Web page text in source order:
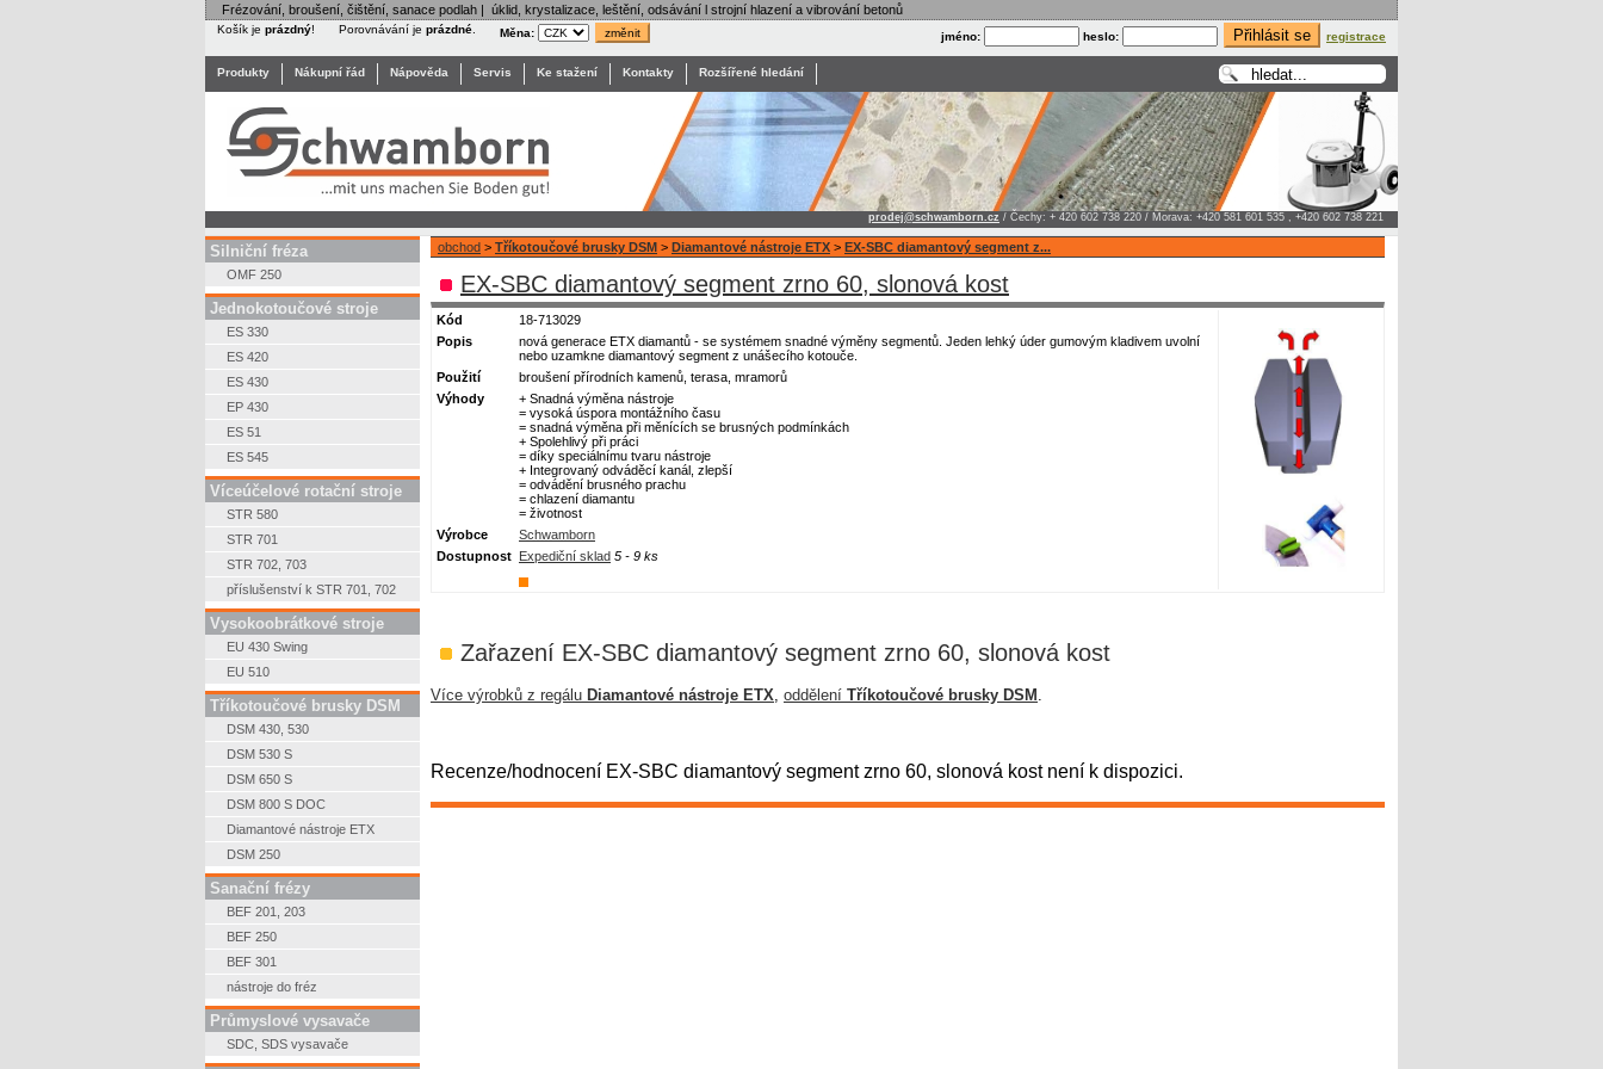
Frézování, broušení, čištění, sanace podlah | úklid, krystalizace, leštění, odsávání l strojní hlazení a vibrování betonů
Košík je prázdný! Porovnávání je prázdné Měna: jméno: heslo: registrace
Produkty Nákupní řád Nápověda Servis Ke stažení Kontakty Rozšířené hledání
prodej@schwamborn.cz / Čechy: + 420 602 738 220 / Morava: +420 581 601 535 , +420 602 738 221
Silniční fréza
OMF 250
Jednokotoučové stroje
ES 330
ES 420
ES 430
EP 430
ES 51
ES 545
Víceúčelové rotační stroje
STR 580
STR 701
STR 702, 703
příslušenství k STR 701, 702
Vysokoobrátkové stroje
EU 430 Swing
EU 510
Tříkotoučové brusky DSM
DSM 430, 530
DSM 530 S
DSM 650 S
DSM 800 S DOC
Diamantové nástroje ETX
DSM 250
Sanační frézy
BEF 201, 203
BEF 250
BEF 301
nástroje do fréz
Průmyslové vysavače
SDC, SDS vysavače
obchod > Tříkotoučové brusky DSM > Diamantové nástroje ETX > EX-SBC diamantový segment z...
EX-SBC diamantový segment zrno 60, slonová kost
Kód
18-713029
Popis
nová generace ETX diamantů - se systémem snadné výměny segmentů. Jeden lehký úder gumovým kladivem uvolní
nebo uzamkne diamantový segment z unášecího kotouče.
Použití
broušení přírodních kamenů, terasa, mramorů
Výhody
+ Snadná výměna nástroje
= vysoká úspora montážního času
= snadná výměna při měnících se brusných podmínkách
+ Spolehlivý při práci
= díky speciálnímu tvaru nástroje
+ Integrovaný odváděcí kanál, zlepší
= odvádění brusného prachu
= chlazení diamantu
= životnost
Výrobce
Schwamborn
Dostupnost Expediční sklad 5 - 9 ks
Zařazení EX-SBC diamantový segment zrno 60, slonová kost
Více výrobků z regálu Diamantové nástroje ETX, oddělení Tříkotoučové brusky DSM .
Recenze/hodnocení EX-SBC diamantový segment zrno 60, slonová kost není k dispozici.